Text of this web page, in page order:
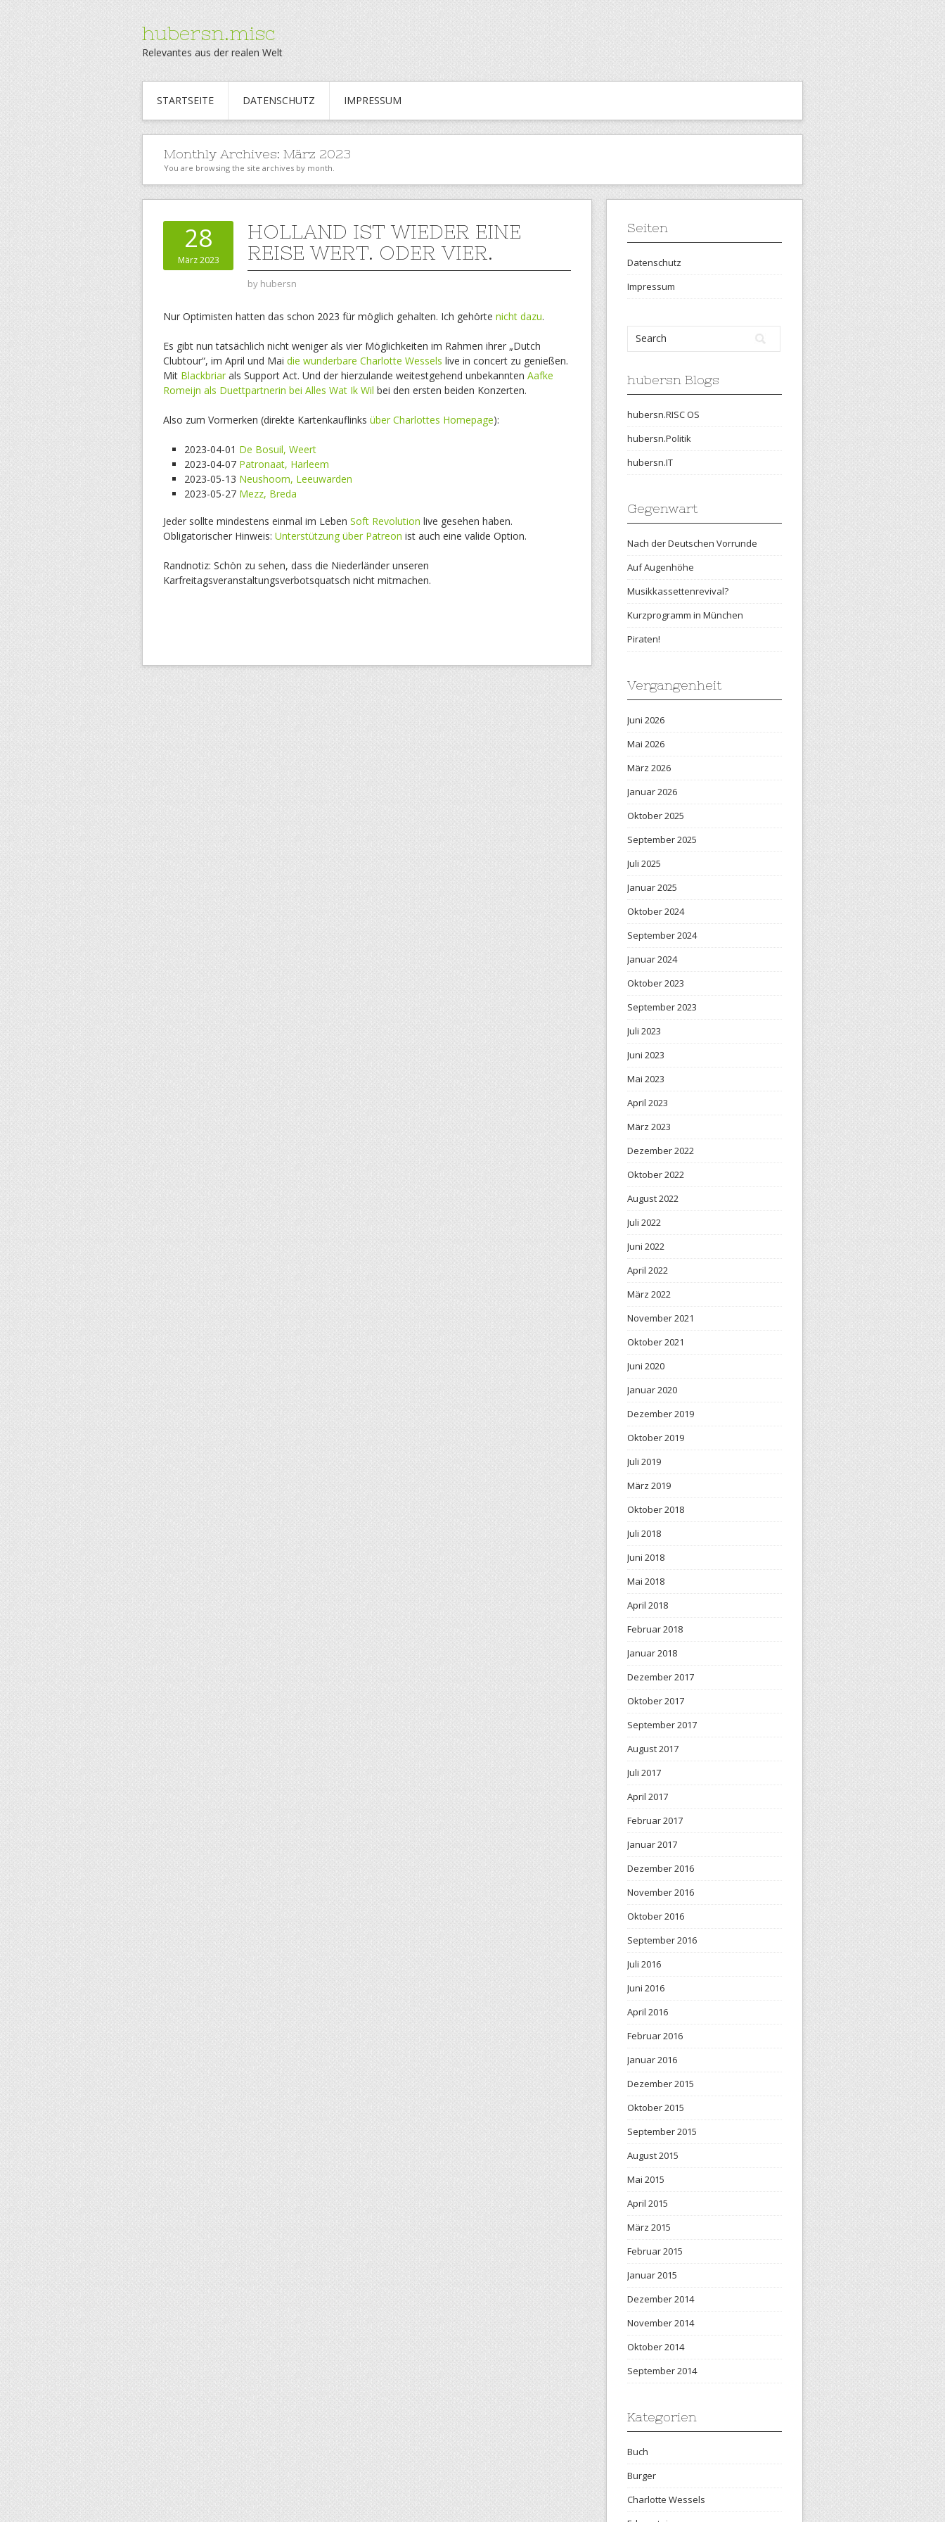
hubersn.misc
Relevantes aus der realen Welt
STARTSEITE DATENSCHUTZ IMPRESSUM
Monthly Archives: März 2023
You are browsing the site archives by month.
28
März 2023
HOLLAND IST WIEDER EINE
REISE WERT. ODER VIER.
by hubersn
Nur Optimisten hatten das schon 2023 für möglich gehalten. Ich gehörte nicht dazu.
Es gibt nun tatsächlich nicht weniger als vier Möglichkeiten im Rahmen ihrer „Dutch
Clubtour“, im April und Mai die wunderbare Charlotte Wessels live in concert zu genießen.
Mit Blackbriar als Support Act. Und der hierzulande weitestgehend unbekannten Aafke
Romeijn als Duettpartnerin bei Alles Wat Ik Wil bei den ersten beiden Konzerten.
Also zum Vormerken (direkte Kartenkauflinks über Charlottes Homepage):
2023-04-01 De Bosuil, Weert
2023-04-07 Patronaat, Harleem
2023-05-13 Neushoorn, Leeuwarden
2023-05-27 Mezz, Breda
Jeder sollte mindestens einmal im Leben Soft Revolution live gesehen haben.
Obligatorischer Hinweis: Unterstützung über Patreon ist auch eine valide Option.
Randnotiz: Schön zu sehen, dass die Niederländer unseren
Karfreitagsveranstaltungsverbotsquatsch nicht mitmachen.
Seiten
Datenschutz
Impressum
hubersn Blogs
hubersn.RISC OS
hubersn.Politik
hubersn.IT
Gegenwart
Nach der Deutschen Vorrunde
Auf Augenhöhe
Musikkassettenrevival?
Kurzprogramm in München
Piraten!
Vergangenheit
Juni 2026
Mai 2026
März 2026
Januar 2026
Oktober 2025
September 2025
Juli 2025
Januar 2025
Oktober 2024
September 2024
Januar 2024
Oktober 2023
September 2023
Juli 2023
Juni 2023
Mai 2023
April 2023
März 2023
Dezember 2022
Oktober 2022
August 2022
Juli 2022
Juni 2022
April 2022
März 2022
November 2021
Oktober 2021
Juni 2020
Januar 2020
Dezember 2019
Oktober 2019
Juli 2019
März 2019
Oktober 2018
Juli 2018
Juni 2018
Mai 2018
April 2018
Februar 2018
Januar 2018
Dezember 2017
Oktober 2017
September 2017
August 2017
Juli 2017
April 2017
Februar 2017
Januar 2017
Dezember 2016
November 2016
Oktober 2016
September 2016
Juli 2016
Juni 2016
April 2016
Februar 2016
Januar 2016
Dezember 2015
Oktober 2015
September 2015
August 2015
Mai 2015
April 2015
März 2015
Februar 2015
Januar 2015
Dezember 2014
November 2014
Oktober 2014
September 2014
Kategorien
Buch
Burger
Charlotte Wessels